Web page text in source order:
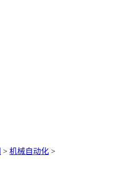
> 机械自动化 >